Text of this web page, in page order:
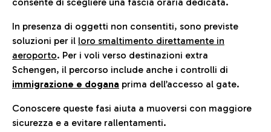
In presenza di oggetti non consentiti, sono previste
soluzioni per il loro smaltimento direttamente in
aeroporto. Per i voli verso destinazioni extra
Schengen, il percorso include anche i controlli di
immigrazione e dogana prima dell’accesso al gate.
Conoscere queste fasi aiuta a muoversi con maggiore
sicurezza e a evitare rallentamenti.